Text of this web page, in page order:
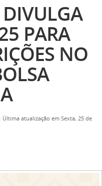
PARA
NO
Última atualização em Sexta, 25 de